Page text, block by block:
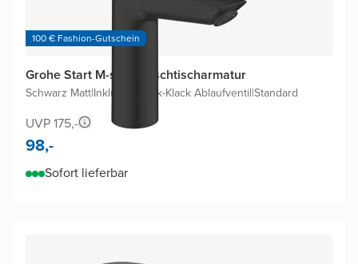
100 € Fashion-Gutschein
Grohe Start M-size Waschtischarmatur
Schwarz Matt|Inklusive Klick-Klack Ablaufventil|Standard
UVP 175,-
98,-
Sofort lieferbar